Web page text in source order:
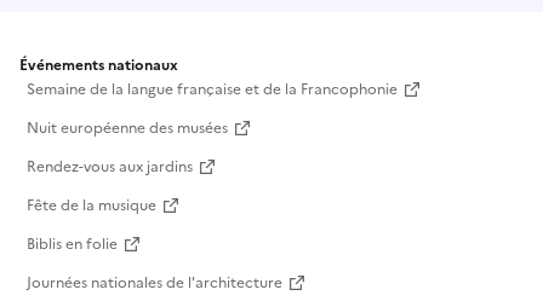
Événements nationaux
Semaine de la langue française et de la Francophonie
Nuit européenne des musées
Rendez-vous aux jardins
Fête de la musique
Biblis en folie
Journées nationales de l'architecture